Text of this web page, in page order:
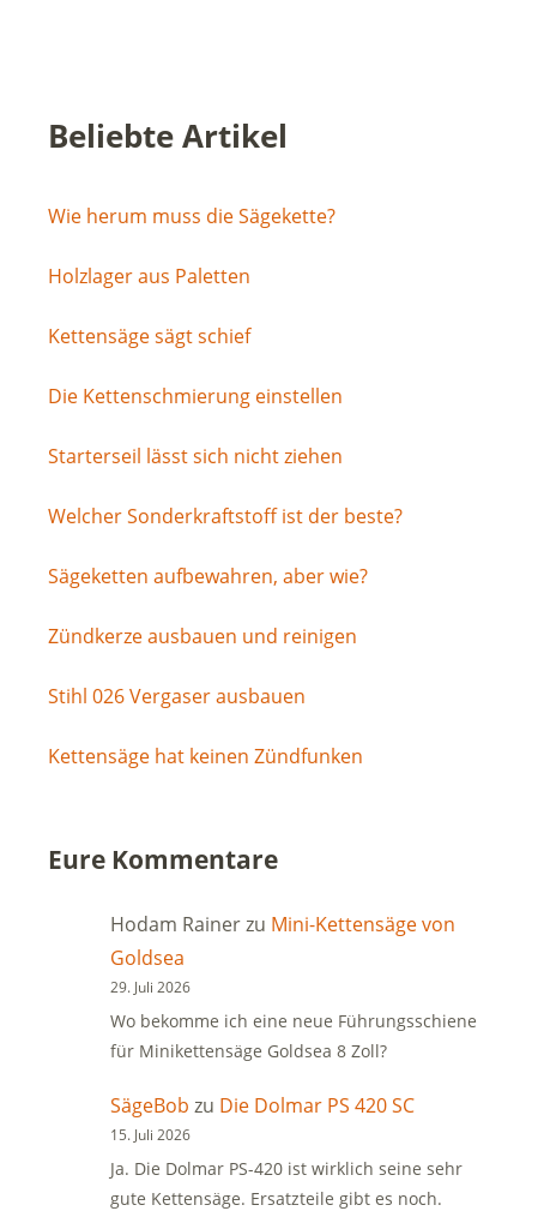
Beliebte Artikel
Wie herum muss die Sägekette?
Holzlager aus Paletten
Kettensäge sägt schief
Die Kettenschmierung einstellen
Starterseil lässt sich nicht ziehen
Welcher Sonderkraftstoff ist der beste?
Sägeketten aufbewahren, aber wie?
Zündkerze ausbauen und reinigen
Stihl 026 Vergaser ausbauen
Kettensäge hat keinen Zündfunken
Eure Kommentare
Hodam Rainerzu Mini-Kettensäge von
Goldsea
29. Juli 2026
Wo bekomme ich eine neue Führungsschiene
für Minikettensäge Goldsea 8 Zoll?
SägeBob zu Die Dolmar PS 420 SC
15. Juli 2026
Ja. Die Dolmar PS-420 ist wirklich seine sehr
gute Kettensäge. Ersatzteile gibt es noch.